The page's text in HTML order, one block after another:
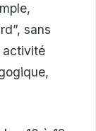
sans
activité